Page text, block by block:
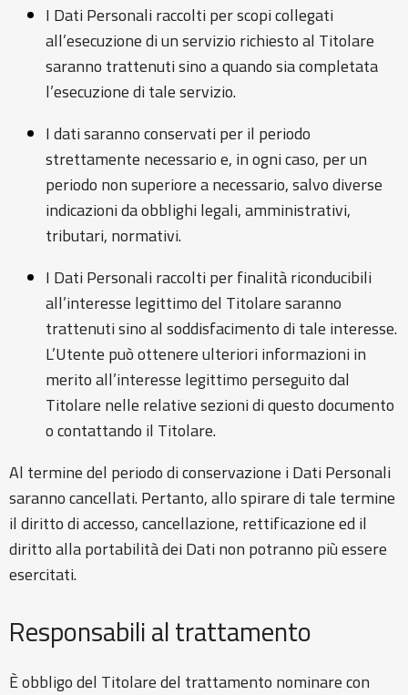
I Dati Personali raccolti per scopi collegati
all’esecuzione di un servizio richiesto al Titolare
saranno trattenuti sino a quando sia completata
l’esecuzione di tale servizio.
I dati saranno conservati per il periodo
strettamente necessario e, in ogni caso, per un
periodo non superiore a necessario, salvo diverse
indicazioni da obblighi legali, amministrativi,
tributari, normativi.
I Dati Personali raccolti per finalità riconducibili
all’interesse legittimo del Titolare saranno
trattenuti sino al soddisfacimento di tale interesse.
L’Utente può ottenere ulteriori informazioni in
merito all’interesse legittimo perseguito dal
Titolare nelle relative sezioni di questo documento
o contattando il Titolare.
Al termine del periodo di conservazione i Dati Personali
saranno cancellati. Pertanto, allo spirare di tale termine
il diritto di accesso, cancellazione, rettificazione ed il
diritto alla portabilità dei Dati non potranno più essere
esercitati.
Responsabili al trattamento
È obbligo del Titolare del trattamento nominare con